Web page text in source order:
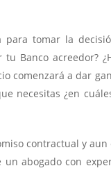
tomar la
Banco acreedor?
comenzará a dar
necesitas ¿en
contractual y aun
un abogado con